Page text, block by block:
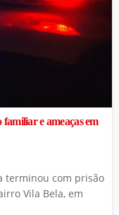
e ameaças em
terminou com prisão
Vila Bela, em